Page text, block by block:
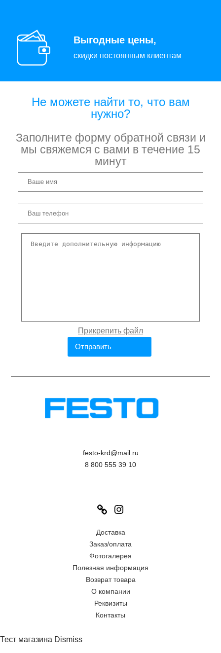
Выгодные цены,
скидки постоянным клиентам
Не можете найти то, что вам
нужно?
Заполните форму обратной связи и
мы свяжемся с вами в течение 15
минут
festo-krd@mail.ru
8 800 555 39 10
Link
Доставка
Заказ/оплата
Фотогалерея
Полезная информация
Возврат товара
О компании
Реквизиты
Контакты
Тест магазина Dismiss